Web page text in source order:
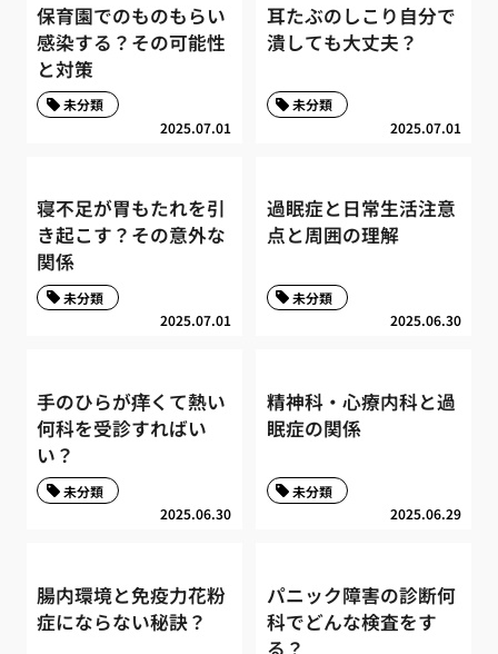
保育園でのものもらい
感染する？その可能性
と対策
2025.07.01
未分類
耳たぶのしこり自分で
潰しても大丈夫？
2025.07.01
未分類
寝不足が胃もたれを引
き起こす？その意外な
関係
2025.07.01
未分類
過眠症と日常生活注意
点と周囲の理解
2025.06.30
未分類
手のひらが痒くて熱い
何科を受診すればい
い？
2025.06.30
未分類
精神科・心療内科と過
眠症の関係
2025.06.29
未分類
腸内環境と免疫力花粉
症にならない秘訣？
パニック障害の診断何
科でどんな検査をす
る？